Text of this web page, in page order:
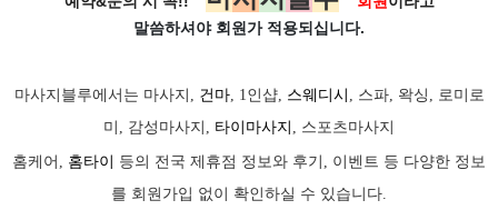
말씀하셔야 회원가 적용되십니다.
마사지블루에서는 마사지, 건마, 1인샵, 스웨디시 , 스파, 왁싱, 로미로
미, 감성마사지, 타이마사지 , 스포츠마사지
홈케어, 홈타이
등의 전국 제휴점 정보와 후기, 이벤트 등 다양한 정보
를 회원가입 없이 확인하실 수 있습니다.